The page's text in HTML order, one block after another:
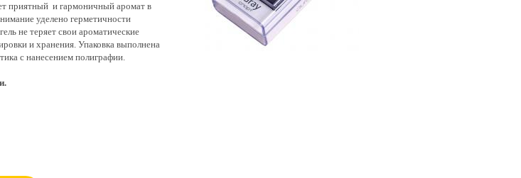
приятный и гармоничный аромат в
уделено герметичности
не теряет свои ароматические
и хранения. Упаковка выполнена
с нанесением полиграфии.